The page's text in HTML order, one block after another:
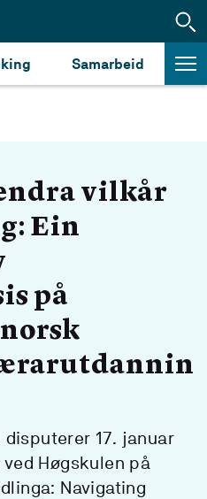
Samarbeid
vilkår
Ein
på
17. januar
Høgskulen på
Navigating